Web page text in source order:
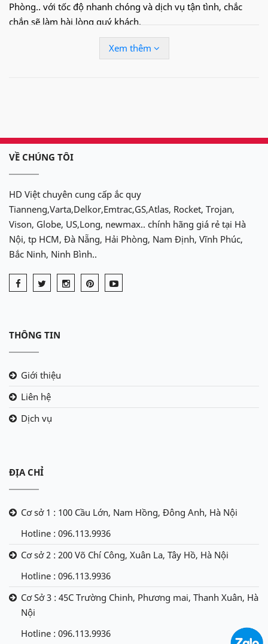
Phòng.. với tốc độ nhanh chóng và dịch vụ tận tình, chắc
chắn sẽ làm hài lòng quý khách.
09.68.68.30.97để được hỗ trợ nhanh
Xem thêm
VỀ CHÚNG TÔI
HD Việt chuyên cung cấp ắc quy
Tianneng,Varta,Delkor,Emtrac,GS,Atlas, Rocket, Trojan,
Vison, Globe, US,Long, newmax.. chính hãng giá rẻ tại Hà
Nội, tp HCM, Đà Nẵng, Hải Phòng, Nam Định, Vĩnh Phúc,
Bắc Ninh, Ninh Bình..
THÔNG TIN
Giới thiệu
Liên hệ
Dịch vụ
ĐỊA CHỈ
Cơ sở 1 : 100 Cầu Lớn, Nam Hồng, Đông Anh, Hà Nội
Hotline : 096.113.9936
Cơ sở 2 : 200 Võ Chí Công, Xuân La, Tây Hồ, Hà Nội
Hotline : 096.113.9936
Cơ Sở 3 : 45C Trường Chinh, Phương mai, Thanh Xuân, Hà
Nội
Hotline : 096.113.9936